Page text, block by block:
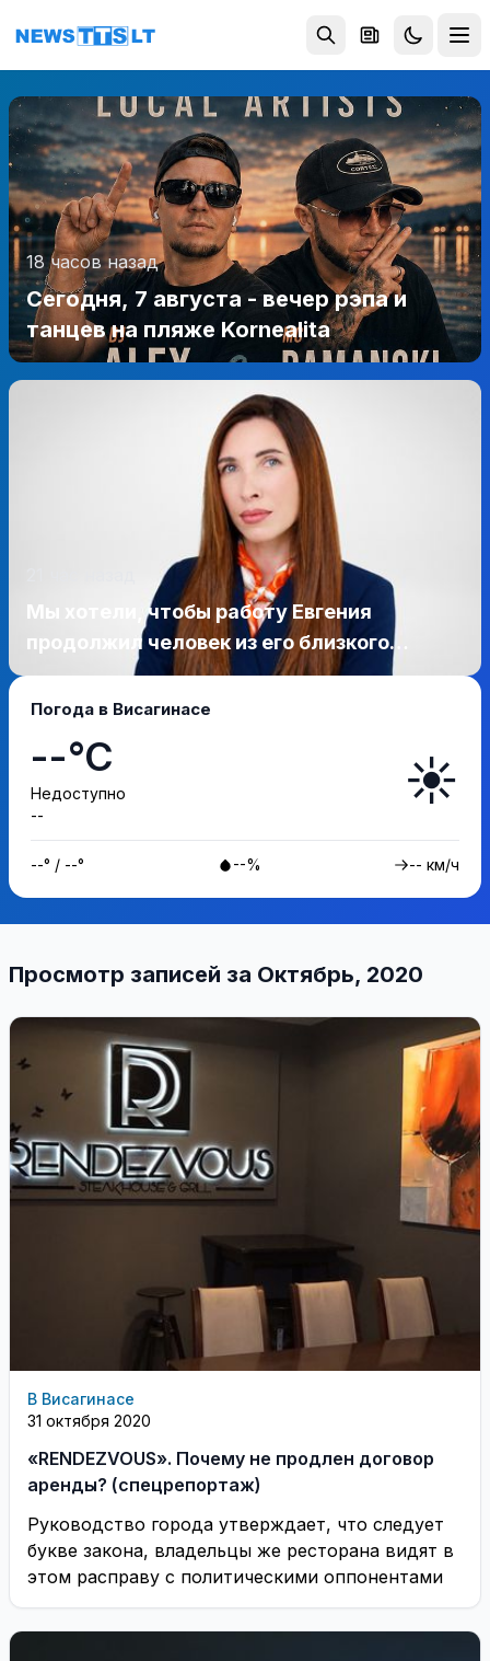
Перейти к содержимому
18 часов назад
Сегодня, 7 августа - вечер рэпа и
танцев на пляже Kornealita
Мы хотели, чтобы работу Евгения
продолжил человек из его близкого
окружения — Висагинское отделение
Либерального движения
Погода в Висагинасе
--°C
Недоступно
--
☀️
--° / --° --% -- км/ч
Просмотр записей за Октябрь, 2020
В Висагинасе
31 октября 2020
«RENDEZVOUS». Почему не продлен договор
аренды? (спецрепортаж)
Руководство города утверждает, что следует
букве закона, владельцы же ресторана видят в
этом расправу с политическими оппонентами